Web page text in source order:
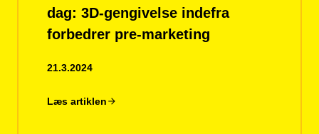
dag: 3D-gengivelse indefra
forbedrer pre-marketing
21.3.2024
Læs artiklen